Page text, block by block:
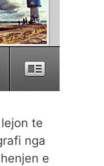
te
nga
e